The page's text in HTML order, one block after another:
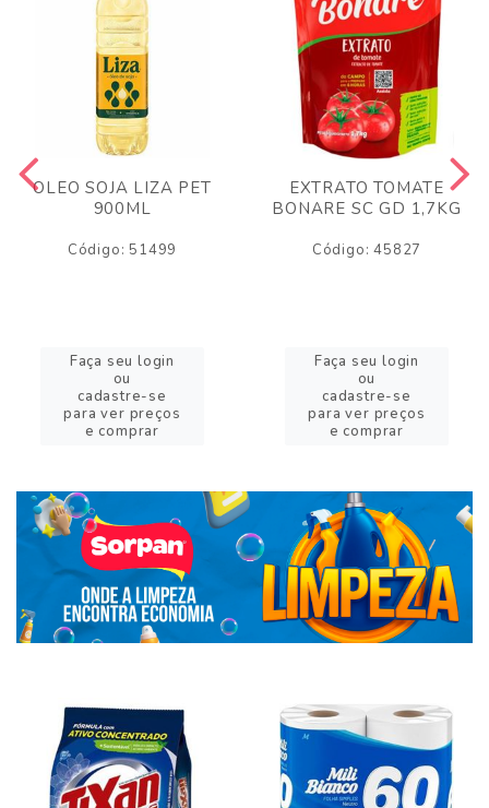
OLEO SOJA LIZA PET
900ML
Código: 51499
Faça seu login
ou
cadastre-se
para ver preços
e comprar
EXTRATO TOMATE
BONARE SC GD 1,7KG
Código: 45827
Faça seu login
ou
cadastre-se
para ver preços
e comprar